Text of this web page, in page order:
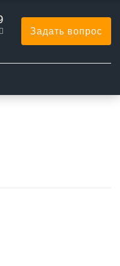
Задать вопрос